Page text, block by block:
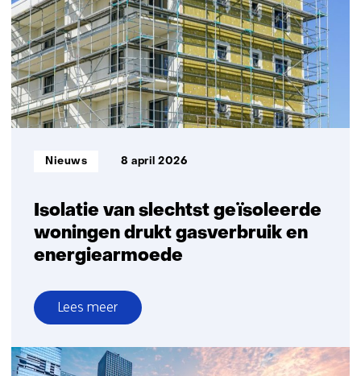
Isolatie van slechtst geïsoleerde
woningen drukt gasverbruik en
energiearmoede
Informatietype:
Nieuws 8 april 2026
Lees meer
over
Isolatie
van